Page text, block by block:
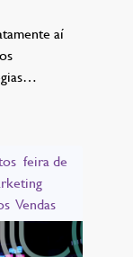
aí
feira de
Vendas